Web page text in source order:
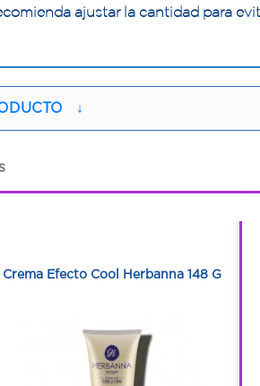
ajustar la cantidad para
↓
Crema Efecto Cool Herbanna 148 G